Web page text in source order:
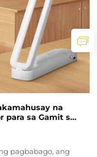
na
para sa Gamit sa
pagbabago, ang